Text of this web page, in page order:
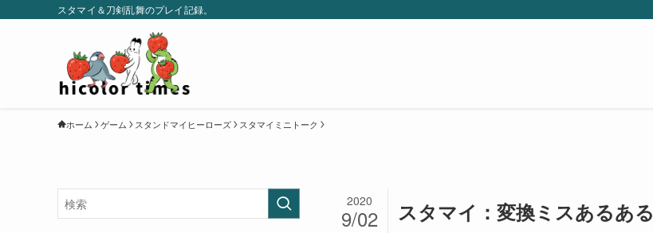
スタマイ＆刀剣乱舞のプレイ記録。
ホーム ゲーム スタンドマイヒーローズ スタマイミニトーク
スタマイ：変換ミスあるある
2020
9/02